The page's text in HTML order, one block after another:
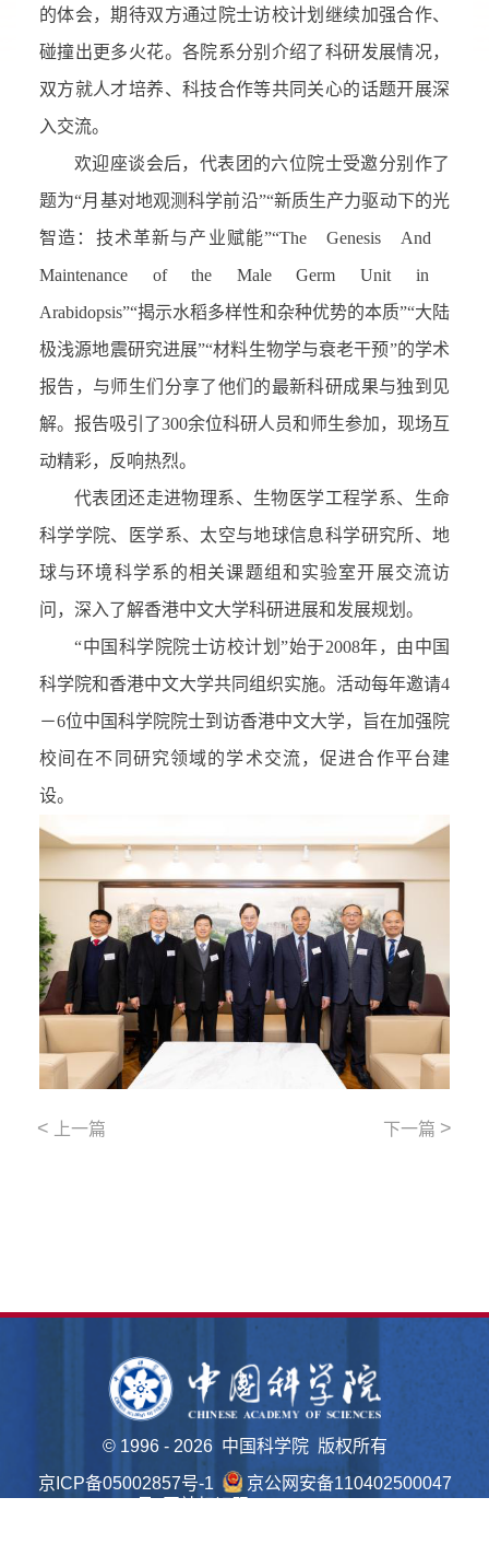
的体会，期待双方通过院士访校计划继续加强合作、
碰撞出更多火花。各院系分别介绍了科研发展情况，
双方就人才培养、科技合作等共同关心的话题开展深
入交流。
欢迎座谈会后，代表团的六位院士受邀分别作了
题为“月基对地观测科学前沿”“新质生产力驱动下的光
智造：技术革新与产业赋能”“The Genesis And
Maintenance of the Male Germ Unit in
Arabidopsis”“揭示水稻多样性和杂种优势的本质”“大陆
极浅源地震研究进展”“材料生物学与衰老干预”的学术
报告，与师生们分享了他们的最新科研成果与独到见
解。报告吸引了300余位科研人员和师生参加，现场互
动精彩，反响热烈。
代表团还走进物理系、生物医学工程学系、 生命
科学学院、医学系、 太空与地球信息科学研究所、地
球与环境科学系的相关课题组和实验室开展交流访
问，深入了解香港中文大学科研进展和发展规划。
“中国科学院院士访校计划”始于2008年，由中国
科学院和香港中文大学共同组织实施。活动每年邀请4
－6位中国科学院院士到访香港中文大学，旨在加强院
校间在不同研究领域的学术交流，促进合作平台建
设。
< 上一篇 下一篇 >
© 1996 - 2026 中国科学院 版权所有
京ICP备05002857号-1
京公网安备110402500047